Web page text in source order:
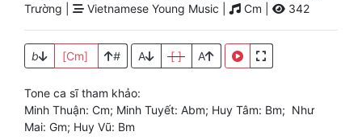
Trường |
Vietnamese Young Music | Cm | 342
b [Cm] # A [ ] A
Tone ca sĩ tham khảo:
Minh Thuận: Cm; Minh Tuyết: Abm; Huy Tâm: Bm; Như
Mai: Gm; Huy Vũ: Bm